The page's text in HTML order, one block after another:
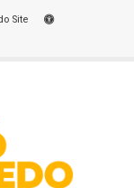
Site